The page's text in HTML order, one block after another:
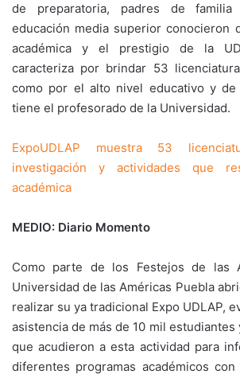
de preparatoria, padres de
educación media superior conocieron
académica y el prestigio de la
caracteriza por brindar 53
como por el alto nivel educativo y de
tiene el profesorado de la Universidad.
ExpoUDLAP muestra 53
investigación y actividades que
académica
MEDIO: Diario Momento
Como parte de los Festejos de las
Universidad de las Américas Puebla
realizar su ya tradicional Expo UDLAP,
asistencia de más de 10 mil estudiantes
que acudieron a esta actividad para
diferentes programas académicos